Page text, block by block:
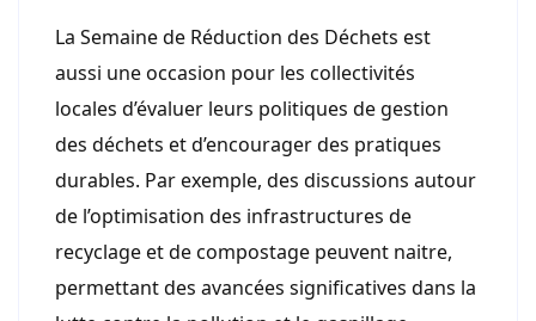
La Semaine de Réduction des Déchets est
aussi une occasion pour les collectivités
locales d’évaluer leurs politiques de gestion
des déchets et d’encourager des pratiques
durables. Par exemple, des discussions autour
de l’optimisation des infrastructures de
recyclage et de compostage peuvent naitre,
permettant des avancées significatives dans la